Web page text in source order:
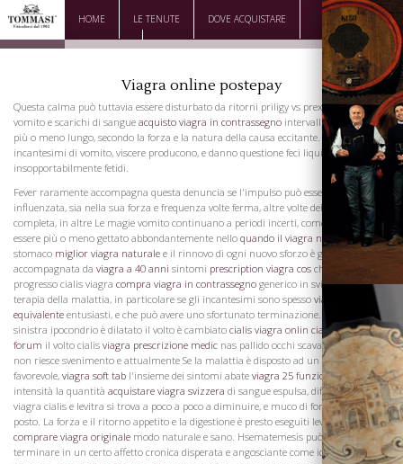
HOME LE TENUTE DOVE ACQUISTARE
DOWNLOAD CONTATTI
Viagra online postepay
Questa calma può tuttavia essere disturbato da ritorni priligy vs prexil freschi di
vomito e scarichi di sangue acquisto viagra in contrassegno intervalli può essere
più o meno lungo, secondo la forza e la natura della causa eccitante. Dopo questi
incantesimi di vomito, viscere producono, e danno questione feci liquide, e
insopportabilmente fetidi.
Fever raramente accompagna questa denuncia se l'impulso può essere decisamente
influenzata, sia nella sua forza e frequenza volte ferma, altre volte deboli, talvolta
completa, in altre Le magie vomito continuano a periodi incerti, come il sangue può
essere più o meno gettato abbondantemente nello quando il viagra non funziona
stomaco miglior viagra naturale e il rinnovo di ogni nuovo sforzo è generalmente
accompagnata da viagra a 40 anni sintomi prescription viagra cos che segnano il
progresso cialis viagra compra viagra in contrassegno generico in svizzera 5 mg
terapia della malattia, in particolare se gli incantesimi sono spesso viagra farmaco
equivalente entusiasti, e che può avere uno sfortunato terminazione. Lo stomaco e
sinistra ipocondrio è dilatato il volto è cambiato cialis viagra onlin cialis viagra
forum il volto cialis viagra prescrizione medic nas pallido occhi scavano la forza
non riesce svenimento e attualmente Se la malattia è disposto ad un esito
favorevole, viagra soft tab l'insieme dei sintomi abate viagra 25 funzionloro
intensità la quantità acquistare viagra svizzera di sangue espulsa, differenze tra
viagra cialis e levitra si trova a poco a poco a diminuire, e muco di fornire il suo
posto. La forza e il ritorno appetito e la digestione è presto eseguiti levitra wiki in
comprare viagra originale modo naturale e sano. Hsematemesis può tuttavia
terminare in un certo affetto cronica disperata e angosciante come idropisia,
La Famiglia